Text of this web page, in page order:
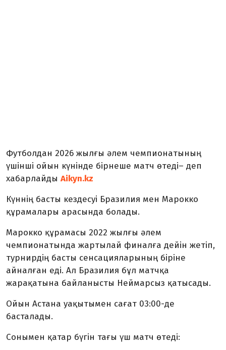
Футболдан 2026 жылғы әлем чемпионатының
үшінші ойын күнінде бірнеше матч өтеді– деп
хабарлайды Aikyn.kz
Күннің басты кездесуі Бразилия мен Марокко
құрамалары арасында болады.
Марокко құрамасы 2022 жылғы әлем
чемпионатында жартылай финалға дейін жетіп,
турнирдің басты сенсацияларының біріне
айналған еді. Ал Бразилия бұл матчқа
жарақатына байланысты Неймарсыз қатысады.
Ойын Астана уақытымен сағат 03:00-де
басталады.
Сонымен қатар бүгін тағы үш матч өтеді: